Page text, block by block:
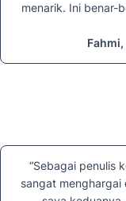
menarik. Ini benar-
“Sebagai penulis
sangat menghargai